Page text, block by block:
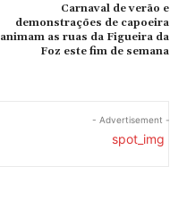
Carnaval de verão e
demonstrações de capoeira
animam as ruas da Figueira da
Foz este fim de semana
- Advertisement -